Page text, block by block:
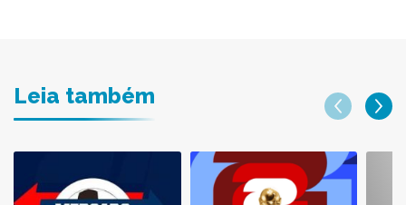
Leia também